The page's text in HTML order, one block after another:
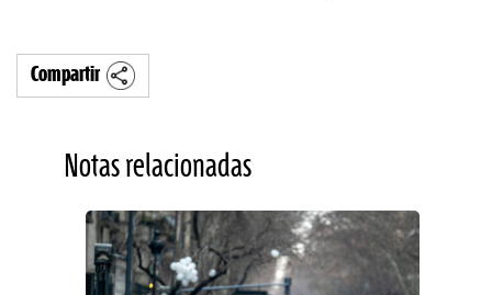
Compartir
Notas relacionadas